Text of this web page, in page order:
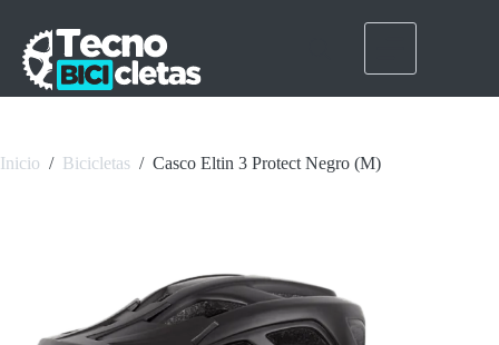
contenido
Inicio / Bicicletas / Casco Eltin 3 Protect Negro (M)